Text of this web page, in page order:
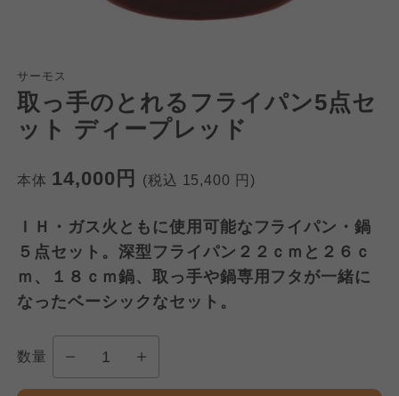
サーモス
取っ手のとれるフライパン5点セ
ット ディープレッド
本体 14,000円 (税込 15,400 円)
ＩＨ・ガス火ともに使用可能なフライパン・鍋
５点セット。深型フライパン２２ｃｍと２６ｃ
ｍ、１８ｃｍ鍋、取っ手や鍋専用フタが一緒に
なったベーシックなセット。
数量
ご利用約款（ご利用規約・ご利
用規程）について
このサイトは7つの生協から業務委託を受けて、
コープきんき事業連合が運営しています。ご自
投稿については、利用約款の細則として規定さ
れています。
個人情報保護方針について
このサイトは7つの生協から業務委託を受けて、
コープきんき事業連合が運営しています。お預
かりしている個人情報については、コープ事業
連合、ならびに各生協の「個人情報保護方針」
おこなっています。
コープ事業連合、ならびに各生協の「個人情報
特定商取引法に基づく表記につ
いて
このサイトは7つの生協から業務委託を受けて、
コープきんき事業連合が運営しています。販売
て」については各生協のボタンをクリックして
ご確認ください。